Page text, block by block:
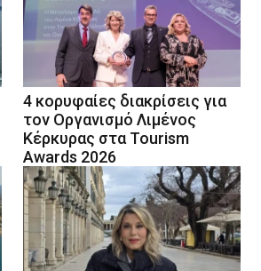
4 κορυφαίες διακρίσεις για
τον Οργανισμό Λιμένος
Κέρκυρας στα Tourism
Awards 2026